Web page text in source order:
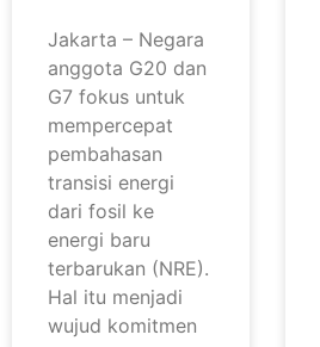
Jakarta – Negara
anggota G20 dan
G7 fokus untuk
mempercepat
pembahasan
transisi energi
dari fosil ke
energi baru
terbarukan (NRE).
Hal itu menjadi
wujud komitmen